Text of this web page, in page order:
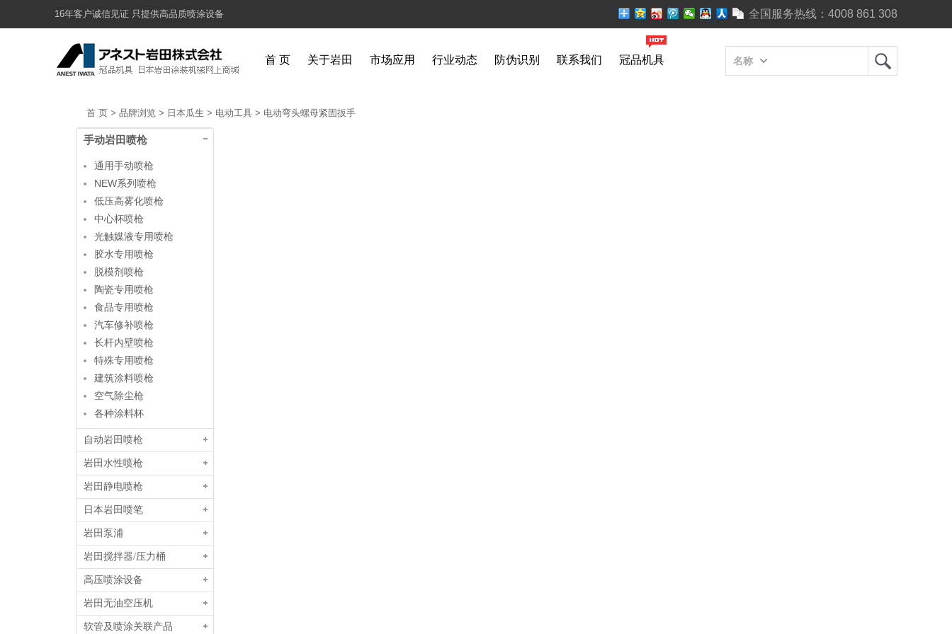
16年客户诚信见证 只提供高品质喷涂设备 全国服务热线： 4008 861 308
首 页 关于岩田 市场应用 行业动态 防伪识别 联系我们 冠品机具 名称
首 页 > 品牌浏览 > 日本瓜生 > 电动工具 > 电动弯头螺母紧固扳手
手动岩田喷枪
通用手动喷枪
NEW系列喷枪
低压高雾化喷枪
中心杯喷枪
光触媒液专用喷枪
胶水专用喷枪
脱模剂喷枪
陶瓷专用喷枪
食品专用喷枪
汽车修补喷枪
长杆内壁喷枪
特殊专用喷枪
建筑涂料喷枪
空气除尘枪
各种涂料杯
自动岩田喷枪
岩田水性喷枪
岩田静电喷枪
日本岩田喷笔
岩田泵浦
岩田搅拌器/压力桶
高压喷涂设备
岩田无油空压机
软管及喷涂关联产品